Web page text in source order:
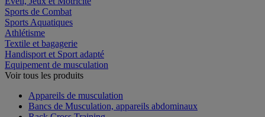
Sports de Combat
Sports Aquatiques
Athlétisme
Textile et bagagerie
Handisport et Sport adapté
Equipement de musculation
Voir tous les produits
Appareils de musculation
Bancs de Musculation, appareils abdominaux